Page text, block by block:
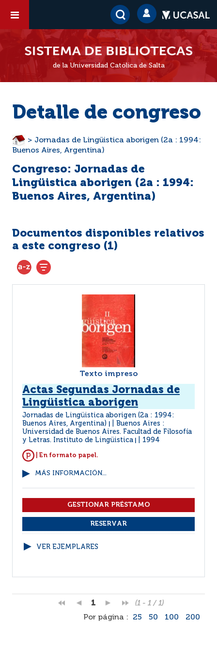
de la Universidad Católica de Salta
Detalle de congreso
> Jornadas de Lingüistica aborigen (2a : 1994:
Buenos Aires, Argentina)
Congreso: Jornadas de
Lingüistica aborigen (2a : 1994:
Buenos Aires, Argentina)
Documentos disponibles relativos
a este congreso (1)
Texto impreso
Actas Segundas Jornadas de
Lingüistica aborigen
Jornadas de Lingüistica aborigen (2a : 1994:
Buenos Aires, Argentina)
Buenos Aires :
Universidad de Buenos Aires. Facultad de Filosofía
y Letras. Instituto de Lingüistica
1994
| En formato papel.
MÁS INFORMACIÓN...
VER EJEMPLARES
1
(1 - 1 / 1)
Por página :
25 50 100 200